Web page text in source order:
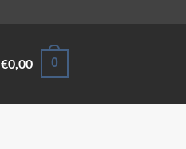
€0,00 0